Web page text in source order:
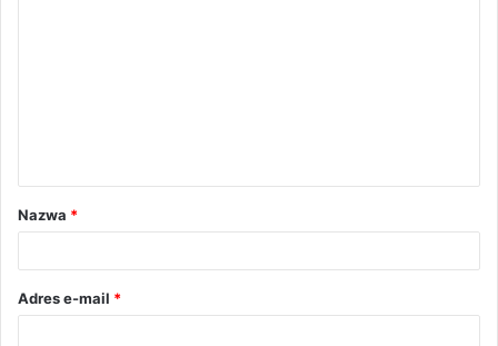
a
r
Nazwa *
Adres e-mail *